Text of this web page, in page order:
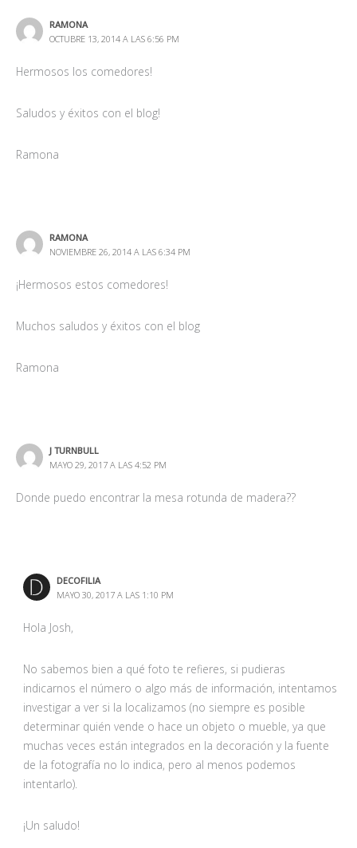
RAMONA
OCTUBRE 13, 2014 A LAS 6:56 PM
Hermosos los comedores!
Saludos y éxitos con el blog!
Ramona
RAMONA
NOVIEMBRE 26, 2014 A LAS 6:34 PM
¡Hermosos estos comedores!
Muchos saludos y éxitos con el blog
Ramona
J TURNBULL
MAYO 29, 2017 A LAS 4:52 PM
Donde puedo encontrar la mesa rotunda de madera??
DECOFILIA
MAYO 30, 2017 A LAS 1:10 PM
Hola Josh,
No sabemos bien a qué foto te refieres, si pudieras
indicarnos el número o algo más de información, intentamos
investigar a ver si la localizamos (no siempre es posible
determinar quién vende o hace un objeto o mueble, ya que
muchas veces están integrados en la decoración y la fuente
de la fotografía no lo indica, pero al menos podemos
intentarlo).
¡Un saludo!